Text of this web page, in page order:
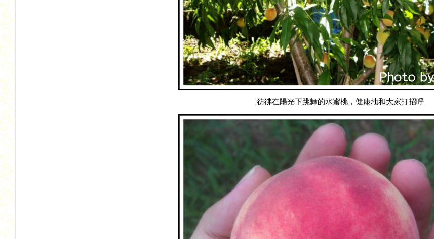
彷彿在陽光下跳舞的水蜜桃，健康地和大家打招呼